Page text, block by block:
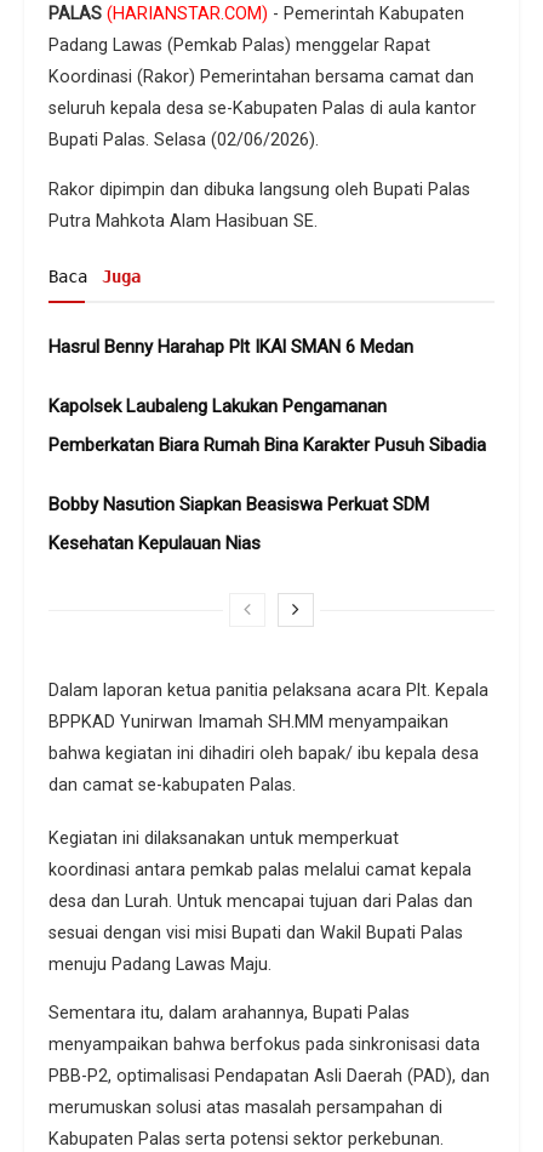
PALAS (HARIANSTAR.COM) - Pemerintah Kabupaten
Padang Lawas (Pemkab Palas) menggelar Rapat
Koordinasi (Rakor) Pemerintahan bersama camat dan
seluruh kepala desa se-Kabupaten Palas di aula kantor
Bupati Palas. Selasa (02/06/2026).
Rakor dipimpin dan dibuka langsung oleh Bupati Palas
Putra Mahkota Alam Hasibuan SE.
Baca Juga
Hasrul Benny Harahap Plt IKAl SMAN 6 Medan
Kapolsek Laubaleng Lakukan Pengamanan
Pemberkatan Biara Rumah Bina Karakter Pusuh Sibadia
Bobby Nasution Siapkan Beasiswa Perkuat SDM
Kesehatan Kepulauan Nias
Dalam laporan ketua panitia pelaksana acara Plt. Kepala
BPPKAD Yunirwan Imamah SH.MM menyampaikan
bahwa kegiatan ini dihadiri oleh bapak/ ibu kepala desa
dan camat se-kabupaten Palas.
Kegiatan ini dilaksanakan untuk memperkuat
koordinasi antara pemkab palas melalui camat kepala
desa dan Lurah. Untuk mencapai tujuan dari Palas dan
sesuai dengan visi misi Bupati dan Wakil Bupati Palas
menuju Padang Lawas Maju.
Sementara itu, dalam arahannya, Bupati Palas
menyampaikan bahwa berfokus pada sinkronisasi data
PBB-P2, optimalisasi Pendapatan Asli Daerah (PAD), dan
merumuskan solusi atas masalah persampahan di
Kabupaten Palas serta potensi sektor perkebunan.